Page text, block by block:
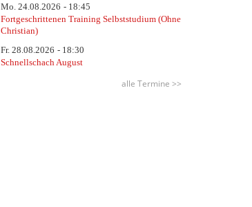
Mo. 24.08.2026
18:45
Fortgeschrittenen Training Selbststudium (Ohne
Christian)
Fr. 28.08.2026
18:30
Schnellschach August
alle Termine >>